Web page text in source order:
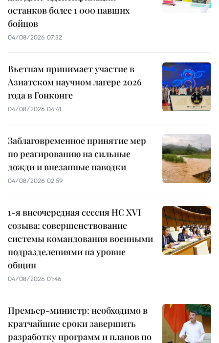
останков более 1 000 павших
бойцов
04/08/2026 07:32
Вьетнам принимает участие в
Азиатском научном лагере 2026
года в Гонконге
04/08/2026 04:41
Заблаговременное принятие мер
по реагированию на сильные
дожди и внезапные паводки
04/08/2026 02:59
1-я внеочередная сессия НС XVI
созыва: совершенствование
системы командования военными
подразделениями на уровне
общин
04/08/2026 01:46
Премьер-министр: необходимо в
кратчайшие сроки завершить
разработку программ и планов по